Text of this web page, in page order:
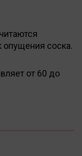
соска.
от 60 до